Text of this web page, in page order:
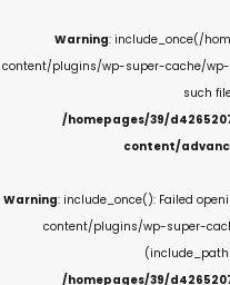
Warning: include_once(/
content/plugins/wp-super-cache/wp-
such
/homepages/39/
content/
Warning: include_once(): Failed
content/plugins/wp-super-
/homepages/39/